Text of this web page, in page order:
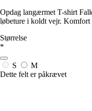
Opdag langærmet T-shirt
løbeture i koldt vejr. Komfort
Størrelse
*
S
M
Dette felt er påkrævet